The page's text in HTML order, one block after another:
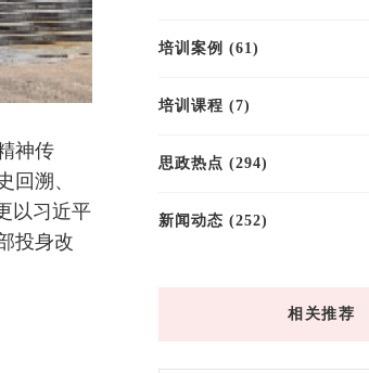
神传
回溯、
以习近平
投身改
培训案例 (61)
培训课程 (7)
思政热点 (294)
新闻动态 (252)
相关推荐